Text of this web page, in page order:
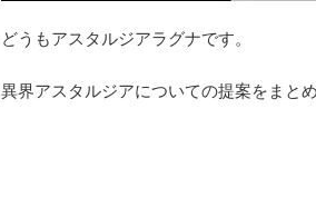
どうもアスタルジアラグナです。
異界アスタルジアについての提案をまと